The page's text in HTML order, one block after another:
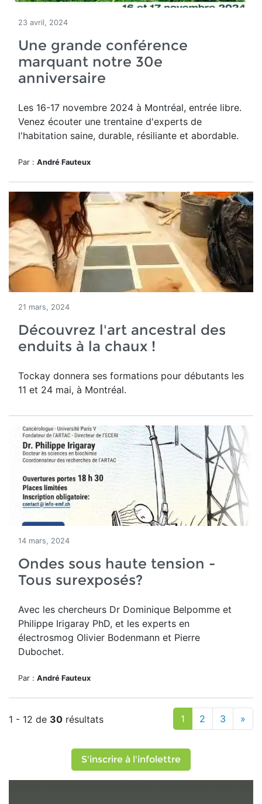
23 avril, 2024
Une grande conférence
marquant notre 30e
anniversaire
Les 16-17 novembre 2024 à Montréal, entrée libre.
Venez écouter une trentaine d'experts de
l'habitation saine, durable, résiliante et abordable.
Par : André Fauteux
21 mars, 2024
Découvrez l'art ancestral des
enduits à la chaux !
Tockay donnera ses formations pour débutants les
11 et 24 mai, à Montréal.
14 mars, 2024
Ondes sous haute tension -
Tous surexposés?
Avec les chercheurs Dr Dominique Belpomme et
Philippe Irigaray PhD, et les experts en
électrosmog Olivier Bodenmann et Pierre
Dubochet.
Par : André Fauteux
1 - 12 de 30 résultats 1 2 3 »
S'inscrire à l'infolettre